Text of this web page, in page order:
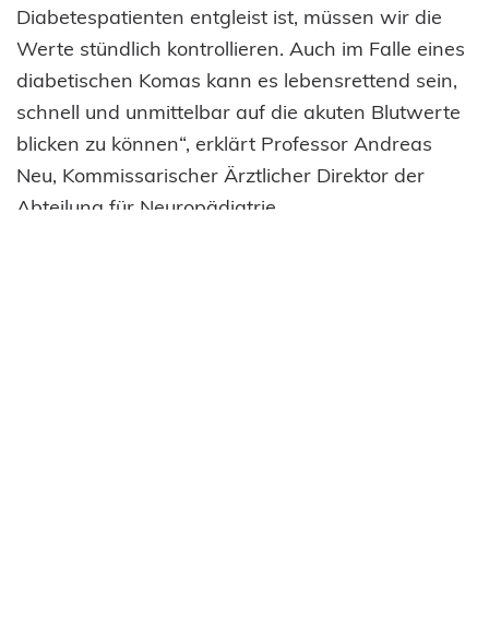
Diabetespatienten entgleist ist, müssen wir die
Werte stündlich kontrollieren. Auch im Falle eines
diabetischen Komas kann es lebensrettend sein,
schnell und unmittelbar auf die akuten Blutwerte
blicken zu können“, erklärt Professor Andreas
Neu, Kommissarischer Ärztlicher Direktor der
Abteilung für Neuropädiatrie,